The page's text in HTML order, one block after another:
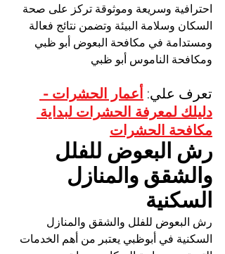
احترافية وسريعة وموثوقة تركز على صحة
السكان وسلامة البيئة وتضمن نتائج فعالة
ومستدامة في مكافحة البعوض أبو ظبي
ومكافحة الناموس أبو ظبي
تعرف علي: أعمار الحشرات -
دليلك لمعرفة الحشرات لبداية
مكافحة الحشرات
رش البعوض للفلل
والشقق والمنازل
السكنية
رش البعوض للفلل والشقق والمنازل
السكنية في أبوظبي يعتبر من أهم الخدمات